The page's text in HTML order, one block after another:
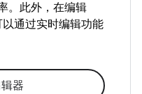
。此外，在编辑
通过实时编辑功能
器